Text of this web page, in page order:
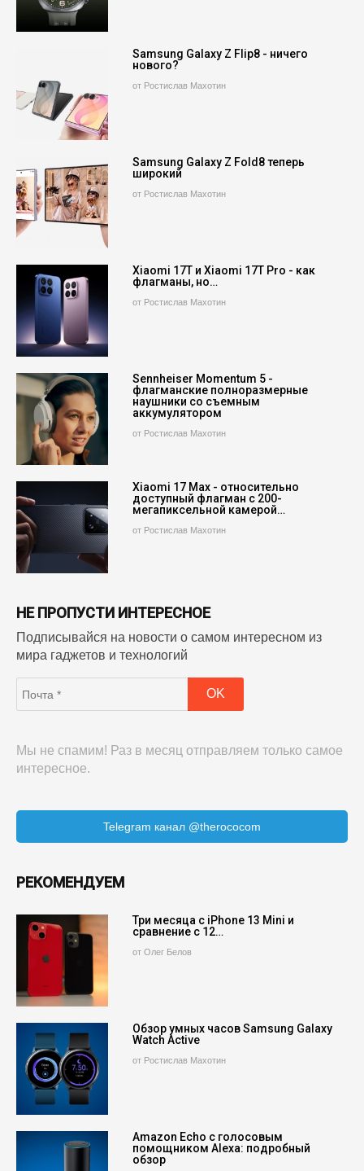
Samsung Galaxy Z Flip8 - ничего
нового?
от Ростислав Махотин
Samsung Galaxy Z Fold8 теперь
широкий
от Ростислав Махотин
Xiaomi 17T и Xiaomi 17T Pro - как
флагманы, но…
от Ростислав Махотин
Sennheiser Momentum 5 -
флагманские полноразмерные
наушники со съемным
аккумулятором
от Ростислав Махотин
Xiaomi 17 Max - относительно
доступный флагман с 200-
мегапиксельной камерой…
от Ростислав Махотин
НЕ ПРОПУСТИ ИНТЕРЕСНОЕ
Подписывайся на новости о самом интересном из
мира гаджетов и технологий
Мы не спамим! Раз в месяц отправляем только самое
интересное.
Telegram канал @therococom
РЕКОМЕНДУЕМ
Три месяца с iPhone 13 Mini и
сравнение с 12…
от Олег Белов
Обзор умных часов Samsung Galaxy
Watch Active
от Ростислав Махотин
Amazon Echo с голосовым
помощником Alexa: подробный
обзор